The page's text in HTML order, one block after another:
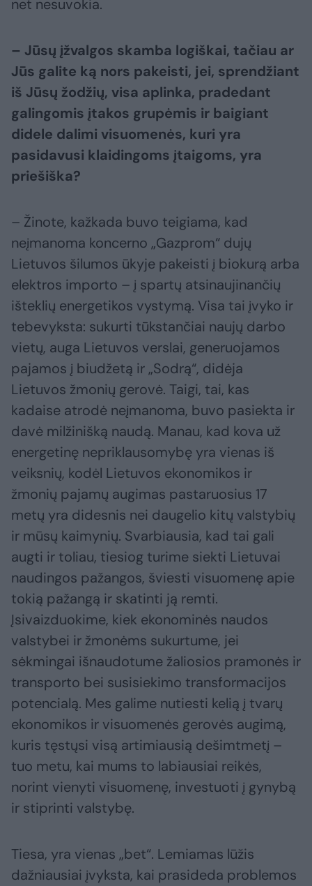
net nesuvokia.
– Jūsų įžvalgos skamba logiškai, tačiau ar
Jūs galite ką nors pakeisti, jei, sprendžiant
iš Jūsų žodžių, visa aplinka, pradedant
galingomis įtakos grupėmis ir baigiant
didele dalimi visuomenės, kuri yra
pasidavusi klaidingoms įtaigoms, yra
priešiška?
– Žinote, kažkada buvo teigiama, kad
neįmanoma koncerno „Gazprom“ dujų
Lietuvos šilumos ūkyje pakeisti į biokurą arba
elektros importo – į spartų atsinaujinančių
išteklių energetikos vystymą. Visa tai įvyko ir
tebevyksta: sukurti tūkstančiai naujų darbo
vietų, auga Lietuvos verslai, generuojamos
pajamos į biudžetą ir „Sodrą“, didėja
Lietuvos žmonių gerovė. Taigi, tai, kas
kadaise atrodė neįmanoma, buvo pasiekta ir
davė milžinišką naudą. Manau, kad kova už
energetinę nepriklausomybę yra vienas iš
veiksnių, kodėl Lietuvos ekonomikos ir
žmonių pajamų augimas pastaruosius 17
metų yra didesnis nei daugelio kitų valstybių
ir mūsų kaimynių. Svarbiausia, kad tai gali
augti ir toliau, tiesiog turime siekti Lietuvai
naudingos pažangos, šviesti visuomenę apie
tokią pažangą ir skatinti ją remti.
Įsivaizduokime, kiek ekonominės naudos
valstybei ir žmonėms sukurtume, jei
sėkmingai išnaudotume žaliosios pramonės ir
transporto bei susisiekimo transformacijos
potencialą. Mes galime nutiesti kelią į tvarų
ekonomikos ir visuomenės gerovės augimą,
kuris tęstųsi visą artimiausią dešimtmetį –
tuo metu, kai mums to labiausiai reikės,
norint vienyti visuomenę, investuoti į gynybą
ir stiprinti valstybę.
Tiesa, yra vienas „bet“. Lemiamas lūžis
dažniausiai įvyksta, kai prasideda problemos